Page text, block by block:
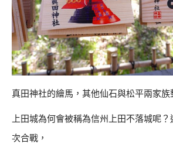
真田神社的繪馬，其他仙石與松平兩家族
上田城為何會被稱為信州上田不落城呢
次合戰，